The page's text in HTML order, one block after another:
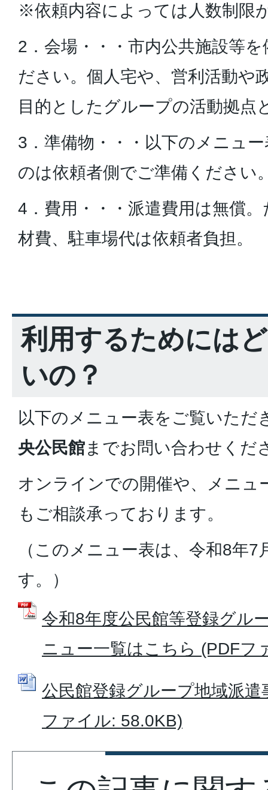
※依頼内容によっては人数制限
2．会場・・・市内公共施設等
ださい。個人宅や、営利活動や
目的としたグループの活動拠点
3．準備物・・・以下のメニュ
のは依頼者側でご準備ください
4．費用・・・派遣費用は無償
材費、駐車場代は依頼者負担。
利用するためには
いの？
以下のメニュー表をご覧いただ
央公民館までお問い合わせくだ
オンラインでの開催や、メニュ
もご相談承っております。
（このメニュー表は、令和8年
す。）
令和8年度公民館等登録グル
ニュー一覧はこちら (PDFフ
公民館登録グループ地域派遣
ファイル: 58.0KB)